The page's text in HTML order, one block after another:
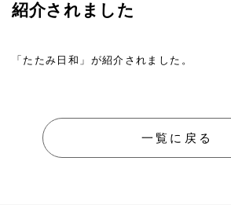
紹介されました
「たたみ日和」が紹介されました。
一覧に戻る